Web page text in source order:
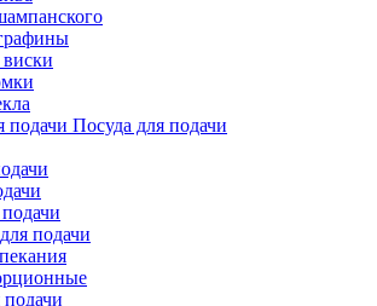
Посуда для подачи
подачи